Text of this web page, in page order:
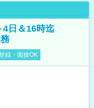
4日＆16時迄
録・面接OK